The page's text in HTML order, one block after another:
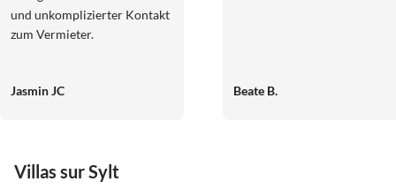
und unkomplizierter Kontakt
zum Vermieter.
Jasmin JC Beate B.
Villas sur Sylt